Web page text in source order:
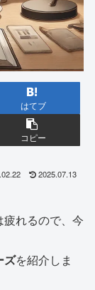
はてブ
コピー
2025.07.13
れるので、今
ズを紹介しま